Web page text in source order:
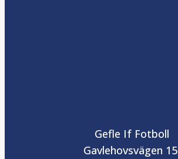
Gefle If Fotboll
Gavlehovsvägen 15